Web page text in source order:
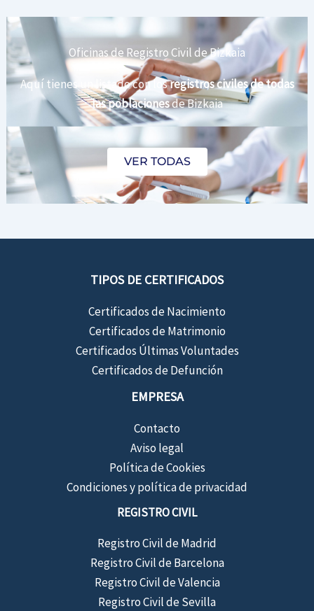
Oficinas de Registro Civil de Bizkaia
Aquí tienes un listado con losregistros civiles de todas
las poblacionesde Bizkaia
VER TODAS
TIPOS DE CERTIFICADOS
Certificados de Nacimiento
Certificados de Matrimonio
Certificados Últimas Voluntades
Certificados de Defunción
EMPRESA
Contacto
Aviso legal
Política de Cookies
Condiciones y política de privacidad
REGISTRO CIVIL
Registro Civil de Madrid
Registro Civil de Barcelona
Registro Civil de Valencia
Registro Civil de Sevilla